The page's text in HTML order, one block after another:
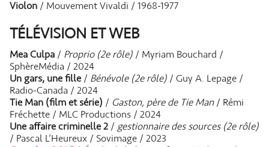
Violon/ Mouvement Vivaldi / 1968-1977
TÉLÉVISION ET WEB
Mea Culpa/ Proprio (2e rôle)/ Myriam Bouchard /
SphèreMédia / 2024
Un gars, une fille/ Bénévole (2e rôle)/ Guy A. Lepage /
Radio-Canada / 2024
Tie Man (film et série) / Gaston, père de Tie Man/ Rémi
Fréchette / MLC Productions / 2024
Une affaire criminelle 2/ gestionnaire des sources (2e rôle)
/ Pascal L’Heureux / Sovimage / 2023